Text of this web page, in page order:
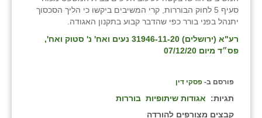
סעיף 5 לחוק הבוררות, קרי המשיבים ביקשו כי הליך הסכסוך
יתנהל בפני בורר כפי שהדבר קבוע בתקנון האגודה.
רע"א (ירושלים) 31946-11-20 נעים ואח' נ' סטוק ואח',
פס״ד מיום 07/12/20
פורסם ב- פסקי דין
תגיות: אגודות שיתופיות בוררות
קבצים מצורפים להורדה